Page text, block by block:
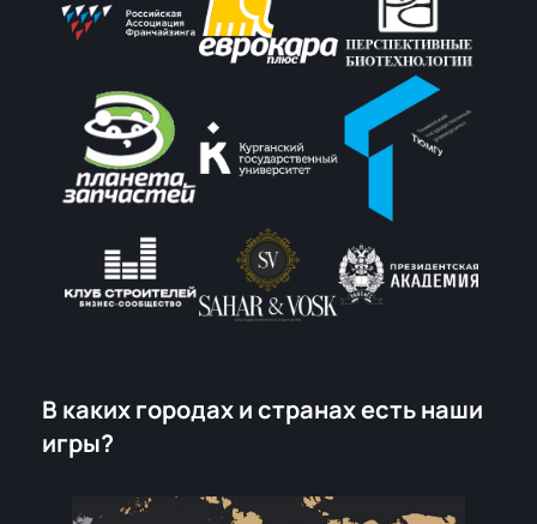
В каких городах и странах есть наши
игры?